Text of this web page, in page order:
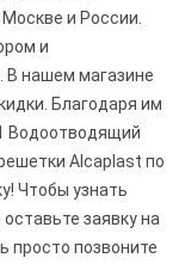
и России.
и
В нашем магазине
Благодаря им
Водоотводящий
Alcaplast по
Чтобы узнать
заявку на
просто позвоните